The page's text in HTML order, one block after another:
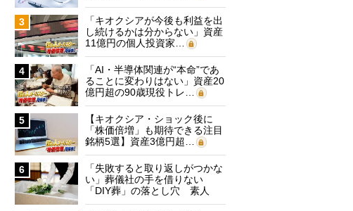
3
「キオクシアが今後も利益を出
し続けるかは分からない」資産
11億円の個人投資家…
4
「AI・半導体関連が“本命”であ
ることに変わりはない」資産20
億円超の90歳現役トレ…
5
【キオクシア・ショック後に
「株価倍増」も期待できる注目
銘柄5選】資産3億円超…
6
「失敗すると取り返しがつかな
い」葬儀社の手を借りない
「DIY葬」の落とし穴 素人
に…